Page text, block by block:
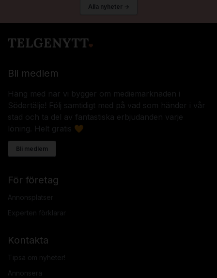
Alla nyheter →
Bli medlem
Häng med när vi bygger om mediemarknaden i
Södertälje! Följ samtidigt med på vad som händer i vår
stad och ta del av fantastiska erbjudanden varje
löning. Helt gratis 🧡
Bli medlem
För företag
Annonsplatser
Experten förklarar
Kontakta
Tipsa om nyheter!
Annonsera